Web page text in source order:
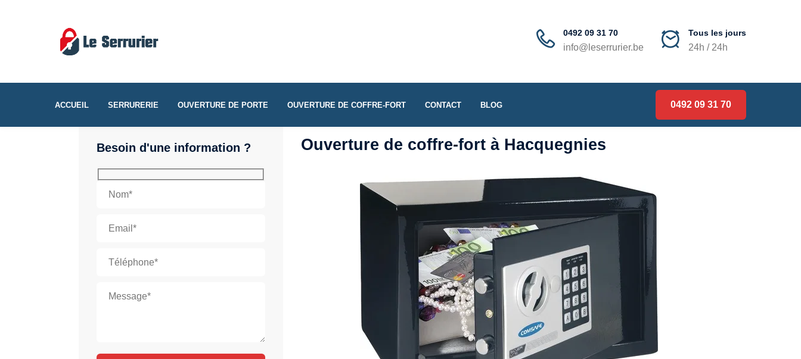
0492 09 31 70
info@leserrurier.be
Tous les jours
24h / 24h
ACCUEIL SERRURERIE OUVERTURE DE PORTE OUVERTURE DE COFFRE-FORT CONTACT BLOG 0492 09 31 70
Besoin d'une information ? Ouverture de coffre-fort à Hacquegnies